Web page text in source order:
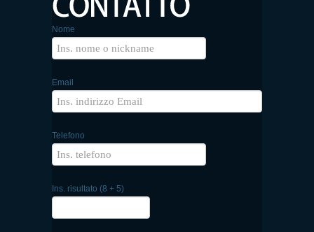
Nome
Email
Telefono
Ins. risultato (8 + 5)